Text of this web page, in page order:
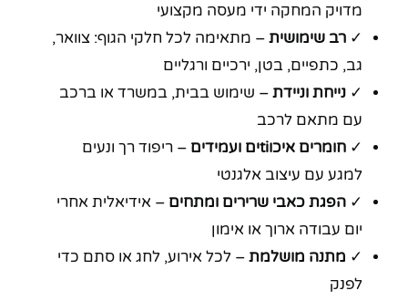
מדויק המחקה ידי מעסה מקצועי
✓ רב שימושית – מתאימה לכל חלקי הגוף: צוואר,
גב, כתפיים, בטן, ירכיים ורגליים
✓ נייחת וניידת – שימוש בבית, במשרד או ברכב
עם מתאם לרכב
✓ חומרים איכוtiים ועמידים
– ריפוד רך ונעים
למגע עם עיצוב אלגנטי
✓ הפגת כאבי שרירים ומתחים – אידיאלית אחרי
יום עבודה ארוך או אימון
✓ מתנה מושלמת – לכל אירוע, לחג או סתם כדי
לפנק